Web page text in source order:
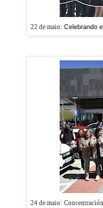
22 de maio: Celebrando
24 de maio: Concentración